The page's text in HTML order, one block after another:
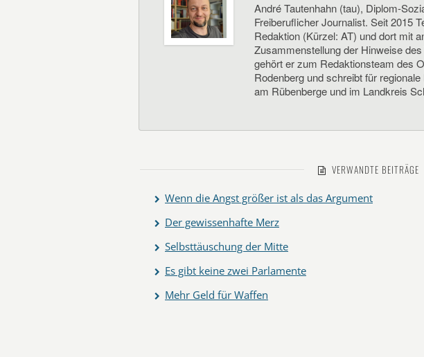
André Tautenhahn (tau), Diplom-
Freiberuflicher Journalist. Seit 2015
Redaktion (Kürzel: AT) und dort mit
Zusammenstellung der Hinweise
gehört er zum Redaktionsteam des
Rodenberg und schreibt für
am Rübenberge und im Landkreis
VERWANDTE BEITRÄGE
Wenn die Angst größer ist als das Argument
Der gewissenhafte Merz
Selbsttäuschung der Mitte
Es gibt keine zwei Parlamente
Mehr Geld für Waffen